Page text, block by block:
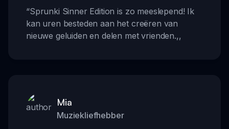
“Sprunki Sinner Edition is zo meeslepend! Ik
kan uren besteden aan het creëren van
nieuwe geluiden en delen met vrienden.,,
Mia
Muziekliefhebber